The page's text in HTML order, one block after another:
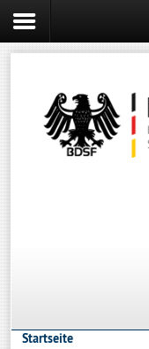
Startseite